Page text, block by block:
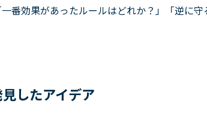
一番効果があったルールはどれか？」「逆に
したアイデア